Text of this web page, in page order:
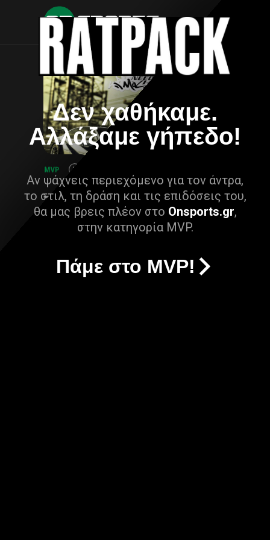
Δεν χαθήκαμε.
Αλλάξαμε γήπεδο!
Αν ψάχνεις περιεχόμενο για τον άντρα,
το στιλ, τη δράση και τις επιδόσεις του,
θα μας βρεις πλέον στο Onsports.gr,
στην κατηγορία MVP.
Πάμε στο MVP!